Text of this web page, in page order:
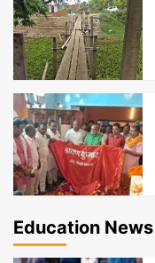
Education News